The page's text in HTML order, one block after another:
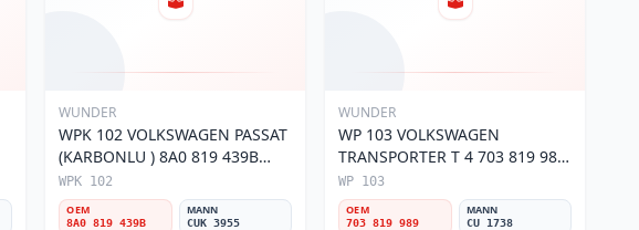
WUNDER
WPK 102 VOLKSWAGEN PASSAT
(KARBONLU ) 8A0 819 439B
Polen Filtresi
WPK 102
OEM
8A0 819 439B
MANN
CUK 3955
WUNDER
WP 103 VOLKSWAGEN
TRANSPORTER T 4 703 819 989
Polen Filtresi
WP 103
OEM
703 819 989
MANN
CU 1738